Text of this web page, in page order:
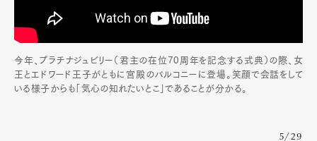
今年、プラチナジュビリー（君主の在位70周年を記念する式典）の際、女
王とエドワード王子がともに宮殿のバルコニーに登場。笑顔で会話をして
いる様子からも「気心の知れたいとこ」であることが分かる。
5/29